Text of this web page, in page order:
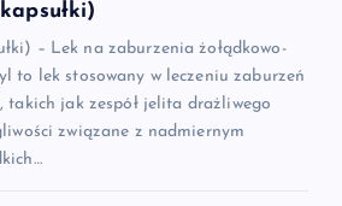
– Lek na zaburzenia żołądkowo-
to lek stosowany w leczeniu zaburzeń
takich jak zespół jelita drażliwego
związane z nadmiernym